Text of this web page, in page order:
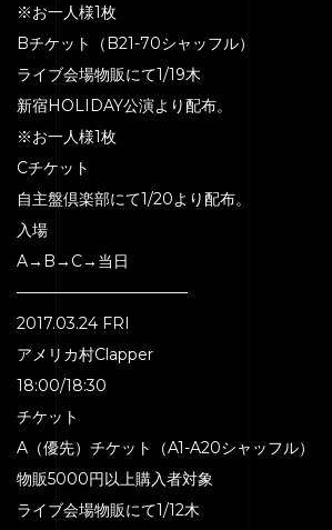
※お一人様1枚
Bチケット（B21-70シャッフル）
ライブ会場物販にて1/19木
新宿HOLIDAY公演より配布。
※お一人様1枚
Cチケット
自主盤倶楽部にて1/20より配布。
入場
A→B→C→当日
———————————
2017.03.24 FRI
アメリカ村Clapper
18:00/18:30
チケット
A（優先）チケット（A1-A20シャッフル）
物販5000円以上購入者対象
ライブ会場物販にて1/12木